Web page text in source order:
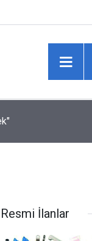
Resmi İlanlar